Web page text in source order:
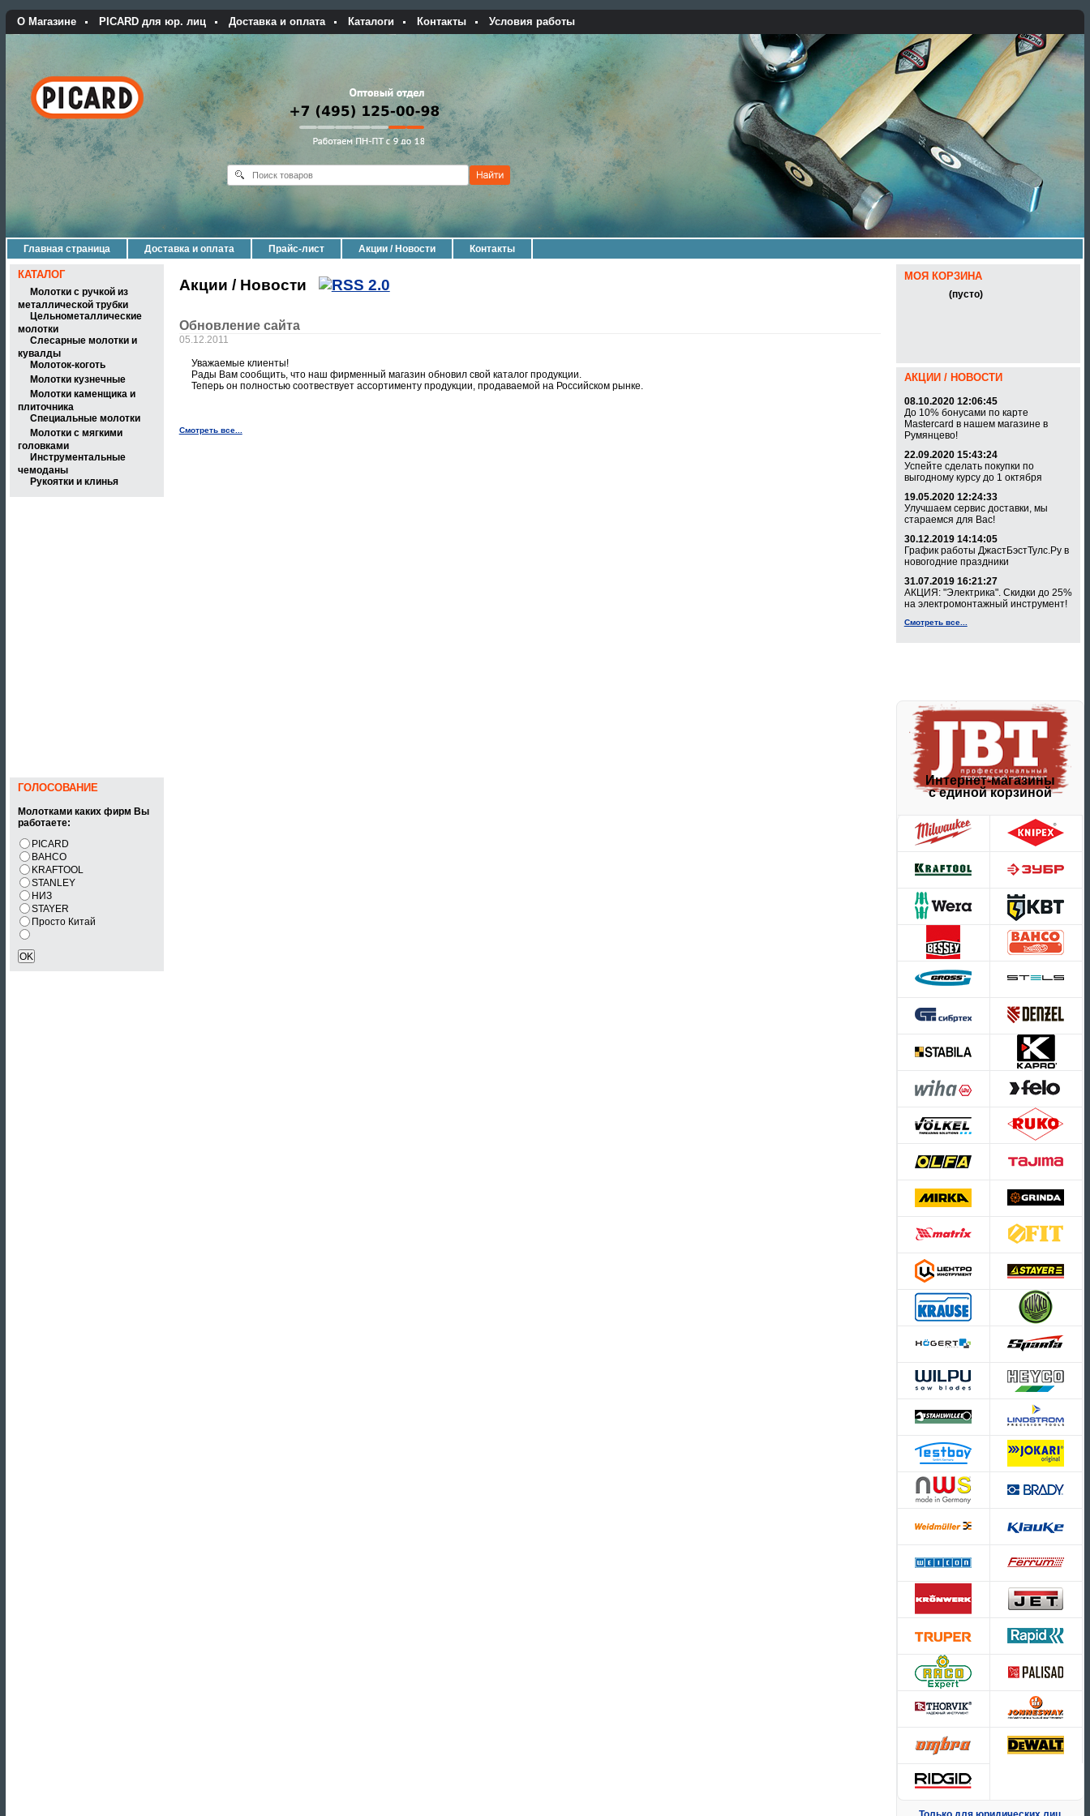
О Магазине PICARD для юр. лиц Доставка и оплата Каталоги Контакты Условия работы
Главная страница Доставка и оплата Прайс-лист Акции / Новости Контакты
КАТАЛОГ
Молотки с ручкой из
металлической трубки
Цельнометаллические
молотки
Слесарные молотки и
кувалды
Молоток-коготь
Молотки кузнечные
Молотки каменщика и
плиточника
Специальные молотки
Молотки с мягкими
головками
Инструментальные
чемоданы
Рукоятки и клинья
ГОЛОСОВАНИЕ
Молотками каких фирм Вы
работаете:
PICARD
BAHCO
KRAFTOOL
STANLEY
НИЗ
STAYER
Просто Китай
Акции / Новости
Обновление сайта
05.12.2011
Уважаемые клиенты!
Рады Вам сообщить, что наш фирменный магазин обновил свой каталог продукции.
Теперь он полностью соотвествует ассортименту продукции, продаваемой на Российском рынке.
Смотреть все...
МОЯ КОРЗИНА
(пусто)
АКЦИИ / НОВОСТИ
08.10.2020 12:06:45
До 10% бонусами по карте
Mastercard в нашем магазине в
Румянцево!
22.09.2020 15:43:24
Успейте сделать покупки по
выгодному курсу до 1 октября
19.05.2020 12:24:33
Улучшаем сервис доставки, мы
стараемся для Вас!
30.12.2019 14:14:05
График работы ДжастБэстТулс.Ру в
новогодние праздники
31.07.2019 16:21:27
АКЦИЯ: "Электрика". Скидки до 25%
на электромонтажный инструмент!
Смотреть все...
Интернет-магазины
с единой корзиной